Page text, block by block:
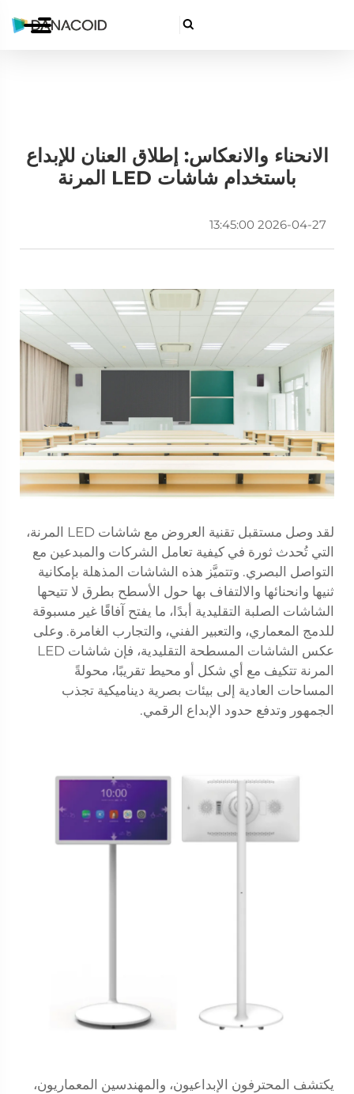

الانحناء والانعكاس: إطلاق العنان للإبداع
باستخدام شاشات LED المرنة
2026-04-27 13:45:00
لقد وصل مستقبل تقنية العروض مع شاشات LED المرنة،
التي تُحدث ثورة في كيفية تعامل الشركات والمبدعين مع
التواصل البصري. وتتميَّز هذه الشاشات المذهلة بإمكانية
ثنيها وانحنائها والالتفاف بها حول الأسطح بطرق لا تتيحها
الشاشات الصلبة التقليدية أبدًا، ما يفتح آفاقًا غير مسبوقة
للدمج المعماري، والتعبير الفني، والتجارب الغامرة. وعلى
عكس الشاشات المسطحة التقليدية، فإن شاشات LED
المرنة تتكيف مع أي شكل أو محيط تقريبًا، محولةً
المساحات العادية إلى بيئات بصرية ديناميكية تجذب
الجمهور وتدفع حدود الإبداع الرقمي.
يكتشف المحترفون الإبداعيون، والمهندسين المعماريون،